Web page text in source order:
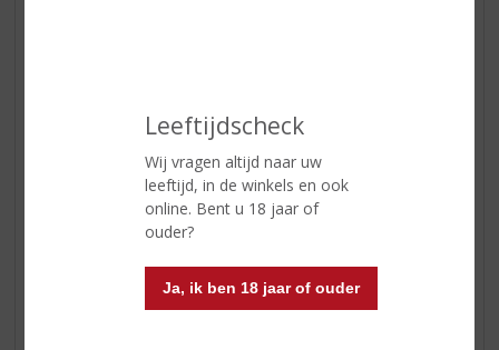
Leeftijdscheck
Wij vragen altijd naar uw
leeftijd, in de winkels en ook
online. Bent u 18 jaar of
ouder?
Ja, ik ben 18 jaar of ouder
RUM VAN DE MAAND
BIER VAN DE MAAND
SPIRIT VAN DE MAAND
EXCLUSIEF TOPSLIJTER
BIER SPECIALS